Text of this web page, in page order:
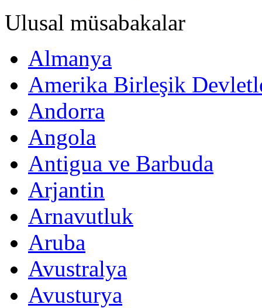
Ulusal müsabakalar
Almanya
Amerika Birleşik
Andorra
Angola
Antigua ve Barbuda
Arjantin
Arnavutluk
Aruba
Avustralya
Avusturya